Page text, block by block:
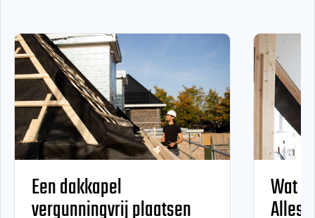
Een dakkapel
vergunningvrij plaatsen
Wat
Alles